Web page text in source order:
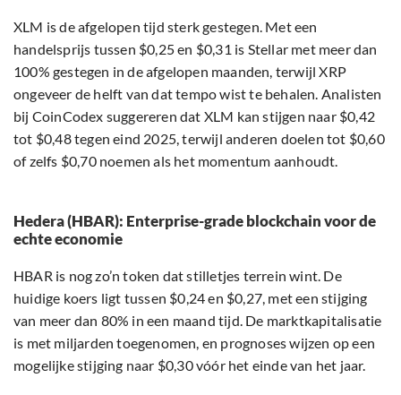
XLM is de afgelopen tijd sterk gestegen. Met een
handelsprijs tussen $0,25 en $0,31 is Stellar met meer dan
100% gestegen in de afgelopen maanden, terwijl XRP
ongeveer de helft van dat tempo wist te behalen. Analisten
bij CoinCodex suggereren dat XLM kan stijgen naar $0,42
tot $0,48 tegen eind 2025, terwijl anderen doelen tot $0,60
of zelfs $0,70 noemen als het momentum aanhoudt.
Hedera (HBAR): Enterprise-grade blockchain voor de
echte economie
HBAR is nog zo’n token dat stilletjes terrein wint. De
huidige koers ligt tussen $0,24 en $0,27, met een stijging
van meer dan 80% in een maand tijd. De marktkapitalisatie
is met miljarden toegenomen, en prognoses wijzen op een
mogelijke stijging naar $0,30 vóór het einde van het jaar.